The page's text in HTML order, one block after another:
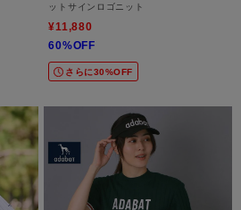
ットサインロゴニット
¥11,880
60%OFF
さらに30%OFF